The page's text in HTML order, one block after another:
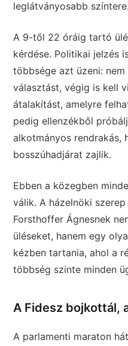
leglátványosabb színtere.
A 9-től 22 óráig tartó
kérdése. Politikai jelzés
többsége azt üzeni:
választást, végig is kell
átalakítást, amelyre
pedig ellenzékből
alkotmányos rendrakás,
bosszúhadjárat zajlik.
Ebben a közegben
válik. A házelnöki
Forsthoffer Ágnesnek
üléseket, hanem egy
kézben tartania, ahol a
többség szinte minden
A Fidesz bojkottál,
A parlamenti maraton